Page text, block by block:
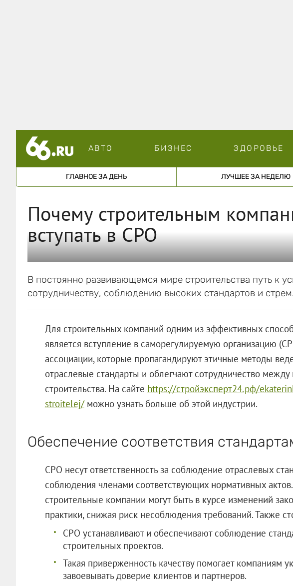
АВТО БИЗНЕС ЗДОРОВЬЕ
ГЛАВНОЕ ЗА ДЕНЬ ЛУЧШЕЕ ЗА НЕДЕЛЮ
Почему строительным
вступать в СРО
В постоянно развивающемся мире строительства путь к
сотрудничеству, соблюдению высоких стандартов и
Для строительных компаний одним из эффективных
является вступление в саморегулируемую организацию
ассоциации, которые пропагандируют этичные методы
отраслевые стандарты и облегчают сотрудничество
строительства. На сайте https://стройэксперт24.рф/
stroitelej/можно узнать больше об этой индустрии.
Обеспечение соответствия
СРО несут ответственность за соблюдение отраслевых
соблюдения членами соответствующих нормативных
строительные компании могут быть в курсе изменений
практики, снижая риск несоблюдения требований. Также
СРО устанавливают и обеспечивают соблюдение
строительных проектов.
Такая приверженность качеству помогает компаниям
завоевывать доверие клиентов и партнеров.